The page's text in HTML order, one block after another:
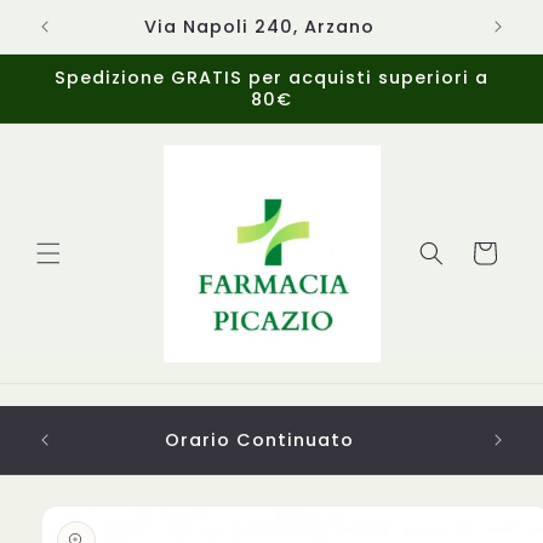
direttamente
ai contenuti
Via Napoli 240, Arzano
Spedizione GRATIS per acquisti superiori a
80€
Carrello
Orario Continuato